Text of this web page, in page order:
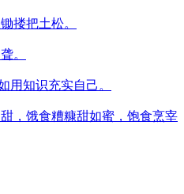
搂把土松。
。
用知识充实自己。
，饿食糟糠甜如蜜，饱食烹宰